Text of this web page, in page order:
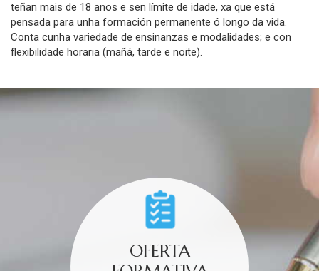
teñan mais de 18 anos e sen límite de idade, xa que está
pensada para unha formación permanente ó longo da vida.
Conta cunha variedade de ensinanzas e modalidades; e con
flexibilidade horaria (mañá, tarde e noite).
OFERTA